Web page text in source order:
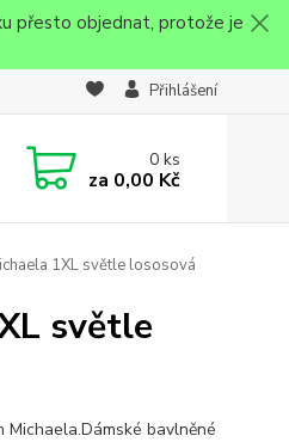
přesto objednat, protože je
Přihlášení
0ks
za 0,00 Kč
1XL světle lososová
světle
bavlněné